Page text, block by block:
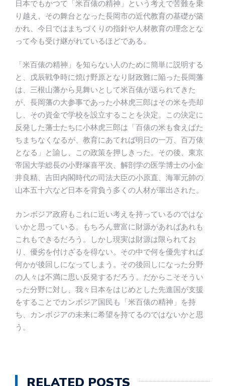
日本でもかつて「米百俵の精神」という考えで苦難を乗
り越え、その舞台となった長岡市の近代教育の基礎が築
かれ、今日ではまちづくりの指針や人材教育の理念とな
って今も受け継がれているほどである。
「米百俵の精神」を知らない人のために簡単に説明する
と、戊辰戦争時に焼け野原となり財政難に陥った長岡藩
は、三根山藩から見舞いとして米百俵が送られてきた
が、長岡藩の大参事であった小林虎三郎はその米を売却
し、その資金で学校を設立することを決定。この決定に
反発した藩士たちに小林虎三郎は「百俵の米も食えばた
ちまちなくなるが、教育にあてれば明日の一万、百万俵
となる」と諭し、この政策を押しきった。その後、東京
帝国大学総長の小野塚喜平次、解剖学の医学博士の小金
井良精、吉田内閣時代の司法大臣の小原直、海軍元帥の
山本五十六など日本を背負う多くの人材が輩出された。
カンボジア政府もこれに近い考えを持っているのではな
いかと思っている。もちろん豊富に財源があればあれも
これもできるだろう。しかし現実は財源は限られてお
り、優劣を付けざるを得ない。その中で何を優先すれば
何かが後回しになってしまう。その後回しになった分野
の人々は不満に思い反発するだろう。だからこそそうい
った分野に対し、我々日本をはじめとした先進国が支援
をすることでカンボジア国民も「米百俵の精神」を持
ち、カンボジアの未来に希望を持てるのではないかと思
う。
RELATED POSTS